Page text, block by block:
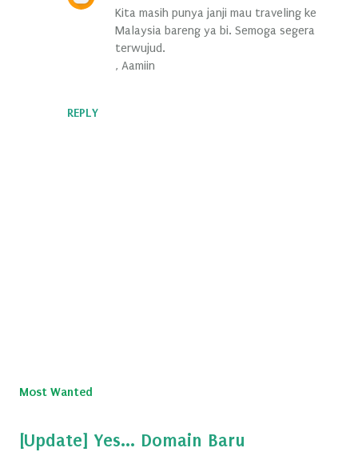
REPLY
Kita masih punya janji mau traveling ke
Malaysia bareng ya bi. Semoga segera
terwujud.
, Aamiin
s
C
Most Wanted
[Update] Yes... Domain Baru